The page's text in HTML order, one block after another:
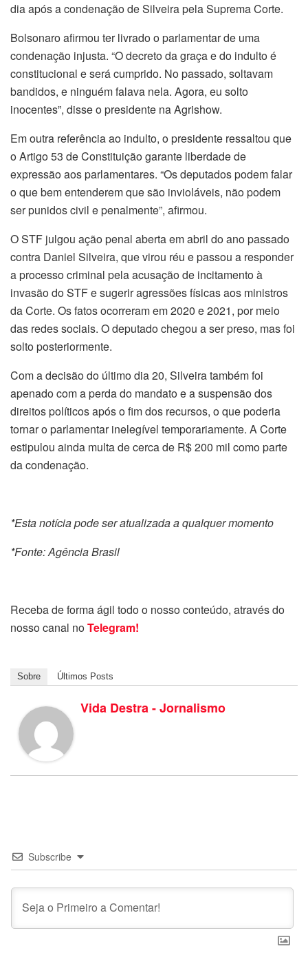
dia após a condenação de Silveira pela Suprema Corte.
Bolsonaro afirmou ter livrado o parlamentar de uma
condenação injusta. “O decreto da graça e do indulto é
constitucional e será cumprido. No passado, soltavam
bandidos, e ninguém falava nela. Agora, eu solto
inocentes”, disse o presidente na Agrishow.
Em outra referência ao indulto, o presidente ressaltou que
o Artigo 53 de Constituição garante liberdade de
expressão aos parlamentares. “Os deputados podem falar
o que bem entenderem que são invioláveis, não podem
ser punidos civil e penalmente”, afirmou.
O STF julgou ação penal aberta em abril do ano passado
contra Daniel Silveira, que virou réu e passou a responder
a processo criminal pela acusação de incitamento à
invasão do STF e sugerir agressões físicas aos ministros
da Corte. Os fatos ocorreram em 2020 e 2021, por meio
das redes sociais. O deputado chegou a ser preso, mas foi
solto posteriormente.
Com a decisão do último dia 20, Silveira também foi
apenado com a perda do mandato e a suspensão dos
direitos políticos após o fim dos recursos, o que poderia
tornar o parlamentar inelegível temporariamente. A Corte
estipulou ainda multa de cerca de R$ 200 mil como parte
da condenação.
*Esta notícia pode ser atualizada a qualquer momento
*Fonte: Agência Brasil
Receba de forma ágil todo o nosso conteúdo, através do
nosso canal noTelegram!
Sobre Últimos Posts
Vida Destra - Jornalismo
Subscribe